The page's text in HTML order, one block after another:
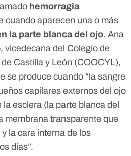
hemorragia
cuando aparecen una o más
la parte blanca del ojo. Ana
vicedecana del Colegio de
Castilla y León (COOCYL),
se produce cuando “la sangre
capilares externos del ojo
esclera (la parte blanca del
membrana transparente que
la cara interna de los
días”.